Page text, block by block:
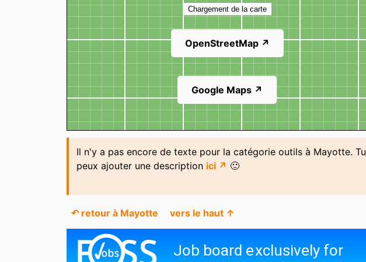
Chargement de la carte
OpenStreetMap ↗
Google Maps ↗
Il n'y a pas encore de texte pour la catégorie outils à Mayotte. Tu
peux ajouter une description ici ↗ 🙂
↶ retour à Mayotte vers le haut ↑